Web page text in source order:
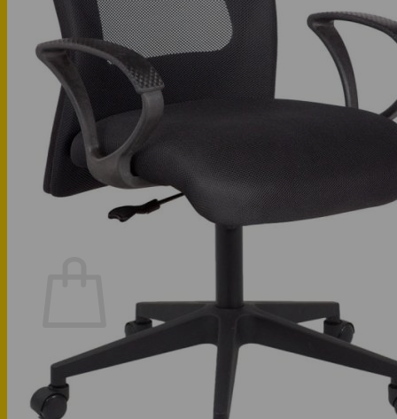
Sản phẩm
Văn phòng
Phòng khách
Phòng bếp
Phòng ngủ
Hotline: 0947 323438
Chưa có sản phẩm trong giỏ hàng.
Quay trở lại cửa hàng